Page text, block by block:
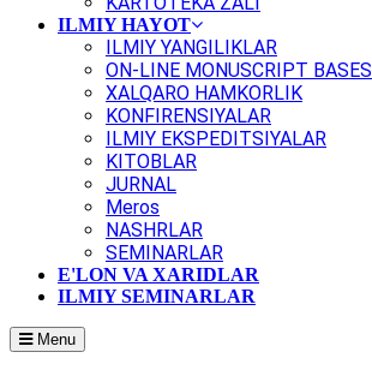
ILMIY HAYOT
ILMIY YANGILIKLAR
ON-LINE MONUSCRIPT BASES
XALQARO HAMKORLIK
KONFIRENSIYALAR
ILMIY EKSPEDITSIYALAR
KITOBLAR
JURNAL
Meros
NASHRLAR
SEMINARLAR
E'LON VA XARIDLAR
ILMIY SEMINARLAR
Menu